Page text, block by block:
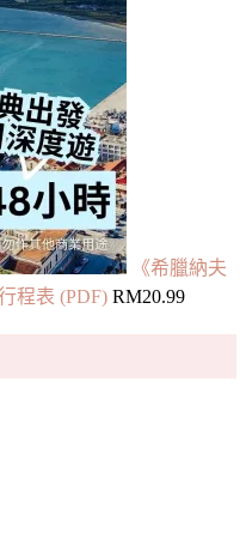
《希臘納夫
程表 (PDF) RM20.99